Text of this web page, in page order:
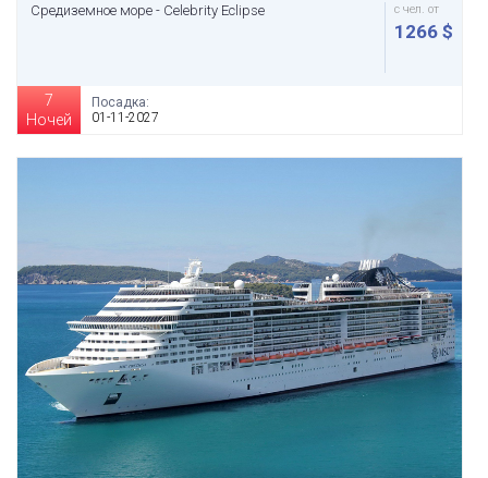
Средиземное море - Celebrity Eclipse с чел. от
1266 $
7
Ночей
Посадка:
01-11-2027